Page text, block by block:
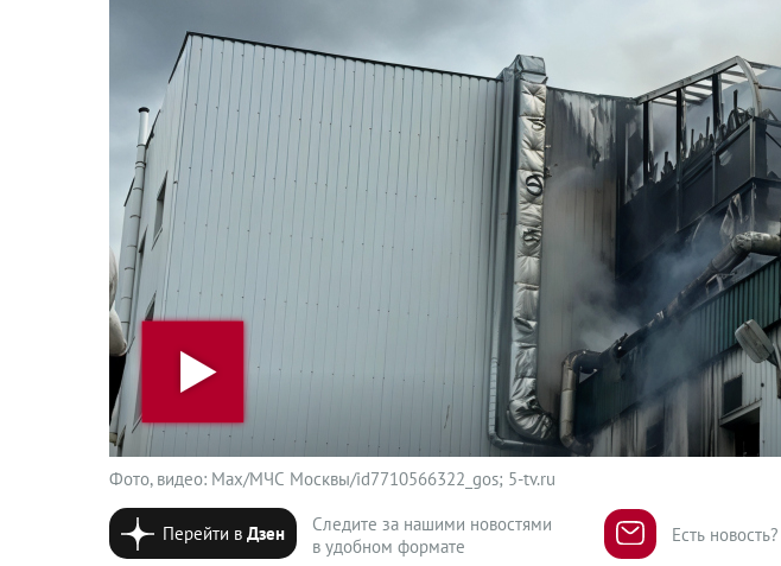
Фото, видео: Max/МЧС Москвы/id7710566322_gos; 5-tv.ru
Перейти вДзен
Следите за нашими новостями
в удобном формате
Есть новость?